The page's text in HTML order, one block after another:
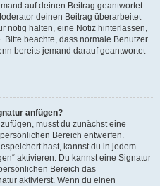
auf deinen Beitrag geantwortet
deinen Beitrag überarbeitet
nötig halten, eine Notiz hinterlassen,
beachte, dass normale Benutzer
bereits jemand darauf geantwortet
anfügen?
musst du zunächst eine
Bereich entwerfen.
hast, kannst du in jedem
aktivieren. Du kannst eine Signatur
Bereich das
aktivierst. Wenn du einen